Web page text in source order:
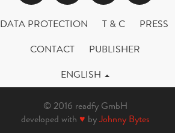
DATA PROTECTION T & C
PRESS
CONTACT
PUBLISHER
ENGLISH
© 2016 readfy GmbH
developed with ♥ byJohnny Bytes